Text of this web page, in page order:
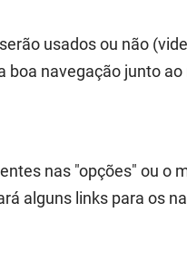
usados ou não
boa navegação junto ao
nas "opções" ou o
alguns links para os